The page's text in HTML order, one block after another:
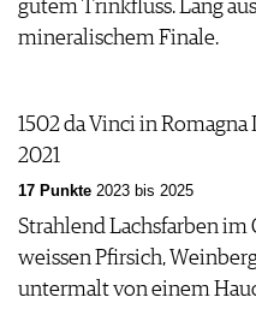
gutem Trinkfluss. Lang
mineralischem Finale.
1502 da Vinci in
2021
17 Punkte 2023 bis 2025
Strahlend Lachsfarben im
weissen Pfirsich,
untermalt von einem